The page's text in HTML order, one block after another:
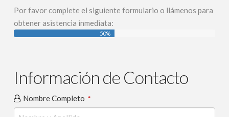
Por favor complete el siguiente formulario o llámenos para
obtener asistencia inmediata:
50%
Información de Contacto
Nombre Completo *